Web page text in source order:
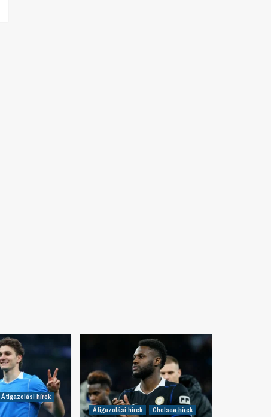
Átigazolási hírek
Átigazolási hírek Chelsea hírek